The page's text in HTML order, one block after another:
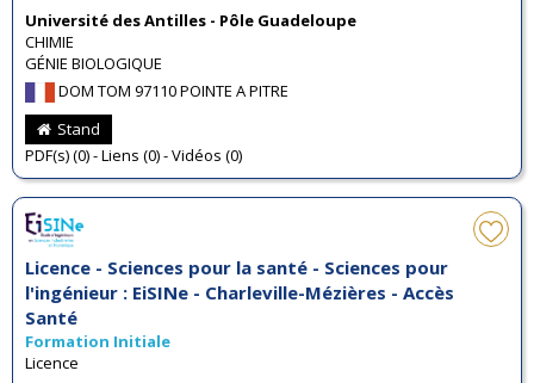
Université des Antilles - Pôle Guadeloupe
CHIMIE
GÉNIE BIOLOGIQUE
DOM TOM 97110 POINTE A PITRE
Stand
PDF(s) (0) - Liens (0) - Vidéos (0)
Licence - Sciences pour la santé - Sciences pour
l'ingénieur : EiSINe - Charleville-Mézières - Accès
Santé
Formation Initiale
Licence